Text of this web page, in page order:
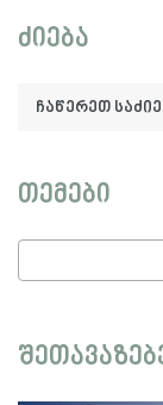
ძიება
ჩაწერეთ
თემები